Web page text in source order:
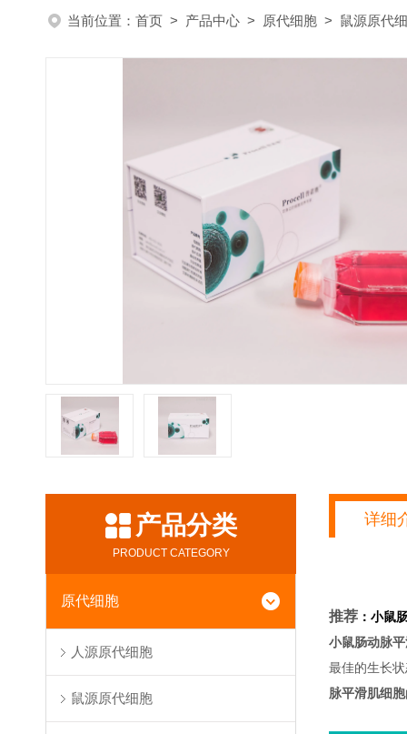
当前位置： 首页 > 产品中心 > 原代细胞 > 鼠源原代
产品分类
PRODUCT CATEGORY
原代细胞
人源原代细胞
鼠源原代细胞
详细
推荐 ： 小鼠
小鼠肠动脉
最佳的生长
脉平滑肌细胞